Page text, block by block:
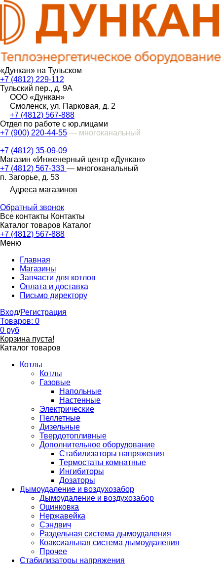
«Дункан» на Тульском
+7 (4812) 229-112
Тульский пер., д. 9А
ООО «Дункан»
Смоленск, ул. Парковая, д. 2
+7 (4812) 567-888
Отдел по работе с юр.лицами
+7 (900) 220-44-55 — многоканальный
+7 (4812) 35-09-09
Магазин «Инженерный центр «Дункан»
+7 (4812) 567-333 — многоканальный
п. Загорье, д. 53
Адреса магазинов
Обратный звонок
Все контакты Контакты
Каталог товаров Каталог
+7 (4812) 567-888
Меню
Главная
Магазины
Запчасти для котлов
Оплата и доставка
Письмо директору
Вход/Регистрация
Товаров: 0
0 руб
Корзина пуста!
Каталог товаров
Котлы
Котлы
Газовые
Напольные
Настенные
Электрические
Пеллетные
Дизельные
Твердотопливные
Дополнительное оборудование
Стабилизаторы напряжения
Термостаты комнатные
Ингибиторы
Дозаторы
Дымоудаление и воздухозабор
Дымоудаление и воздухозабор
Оцинковка
Нержавейка
Сэндвич
Раздельная система дымоудаления
Коаксиальная система дымоудаления
Прочее
Стабилизаторы напряжения